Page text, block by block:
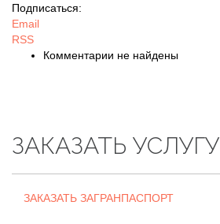
Подписаться:
Email
RSS
Комментарии не найдены
ЗАКАЗАТЬ УСЛУГУ
ЗАКАЗАТЬ ЗАГРАНПАСПОРТ